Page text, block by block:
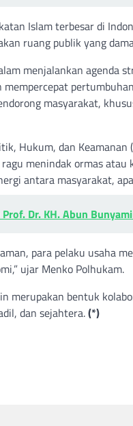
Islam terbesar di
ruang publik yang
menjalankan agenda
masyarakat,
Hukum, dan
menindak ormas
antara masyarakat,
Dr. KH. Abun
para pelaku usaha
ujar Menko Polhukam.
merupakan bentuk
dan sejahtera.(*)